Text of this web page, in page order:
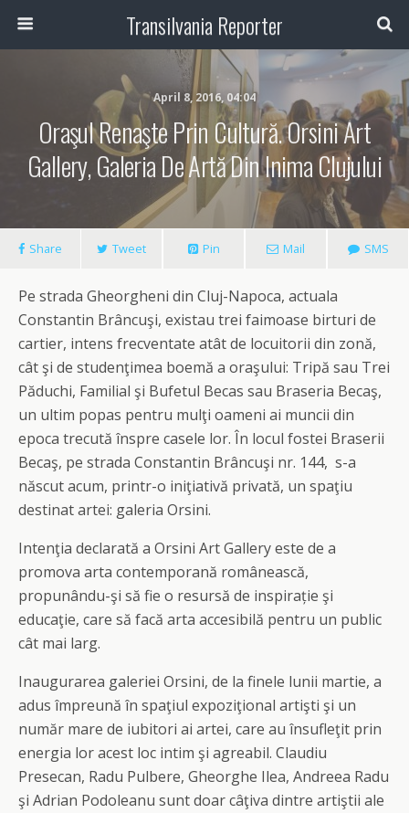
Transilvania Reporter
April 8, 2016, 04:04
Oraşul Renaşte Prin Cultură. Orsini Art
Gallery, Galeria De Artă Din Inima Clujului
Share Tweet Pin Mail SMS
Pe strada Gheorgheni din Cluj-Napoca, actuala
Constantin Brâncuşi, existau trei faimoase birturi de
cartier, intens frecventate atât de locuitorii din zonă,
cât şi de studenţimea boemă a oraşului: Tripă sau Trei
Păduchi, Familial şi Bufetul Becas sau Braseria Becaş,
un ultim popas pentru mulţi oameni ai muncii din
epoca trecută înspre casele lor. În locul fostei Braserii
Becaş, pe strada Constantin Brâncuşi nr. 144, s-a
născut acum, printr-o iniţiativă privată, un spaţiu
destinat artei: galeria Orsini.
Intenţia declarată a Orsini Art Gallery este de a
promova arta contemporană românească,
propunându-şi să fie o resursă de inspirație şi
educaţie, care să facă arta accesibilă pentru un public
cât mai larg.
Inaugurarea galeriei Orsini, de la finele lunii martie, a
adus împreună în spaţiul expoziţional artişti şi un
număr mare de iubitori ai artei, care au însufleţit prin
energia lor acest loc intim şi agreabil. Claudiu
Presecan, Radu Pulbere, Gheorghe Ilea, Andreea Radu
şi Adrian Podoleanu sunt doar câţiva dintre artiştii ale